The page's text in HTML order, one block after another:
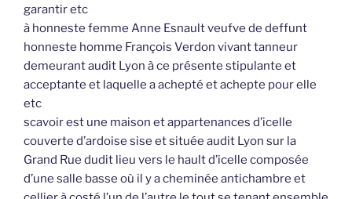
garantir etc
à honneste femme Anne Esnault veufve de deffunt
honneste homme François Verdon vivant tanneur
demeurant audit Lyon à ce présente stipulante et
acceptante et laquelle a achepté et achepte pour elle
etc
scavoir est une maison et appartenances d’icelle
couverte d’ardoise sise et située audit Lyon sur la
Grand Rue dudit lieu vers le hault d’icelle composée
d’une salle basse où il y a cheminée antichambre et